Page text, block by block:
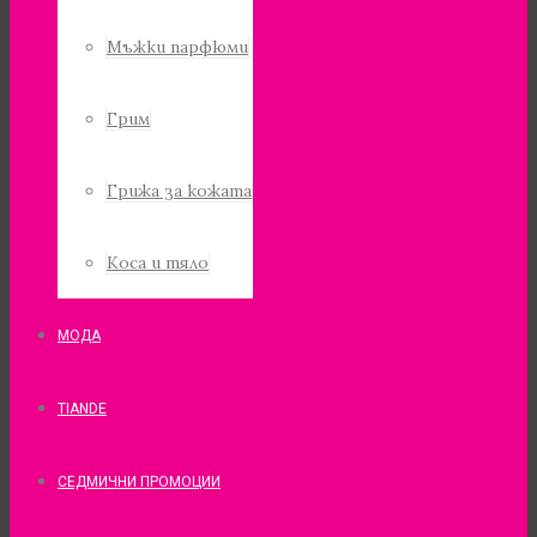
Мъжки парфюми
Грим
Грижа за кожата
Коса и тяло
МОДА
TIANDE
СЕДМИЧНИ ПРОМОЦИИ